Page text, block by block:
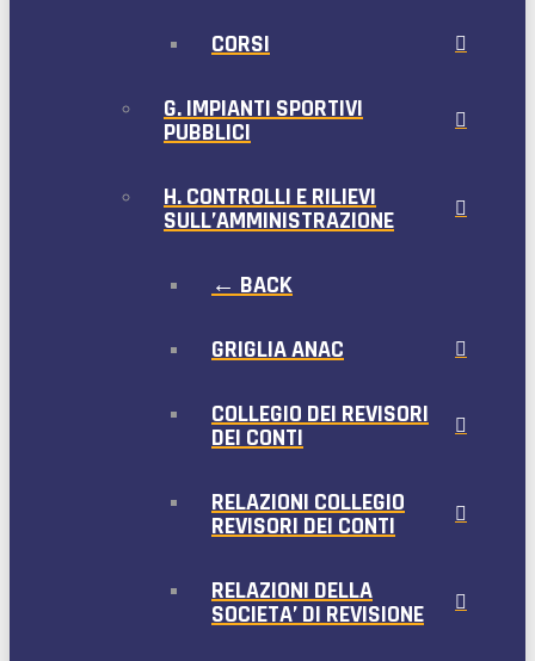
CORSI
G. IMPIANTI SPORTIVI
PUBBLICI
H. CONTROLLI E RILIEVI
SULL’AMMINISTRAZIONE
← BACK
GRIGLIA ANAC
COLLEGIO DEI REVISORI
DEI CONTI
RELAZIONI COLLEGIO
REVISORI DEI CONTI
RELAZIONI DELLA
SOCIETA’ DI REVISIONE